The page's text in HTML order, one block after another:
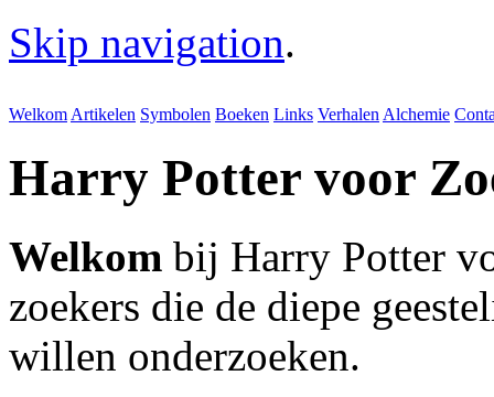
Skip navigation.
Welkom Artikelen Symbolen Boeken Links Verhalen Alchemie
Harry Potter voor
Welkom bij Harry Potter
zoekers die de diepe
willen onderzoeken.